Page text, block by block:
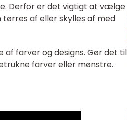
Derfor er det vigtigt at vælge
af eller skylles af med
af farver og designs. Gør det til
farver eller mønstre.